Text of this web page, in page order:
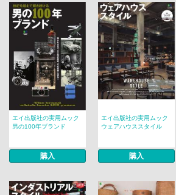
エイ出版社の実用ムック
男の100年ブランド
購入
エイ出版社の実用ムック
ウェアハウススタイル
購入